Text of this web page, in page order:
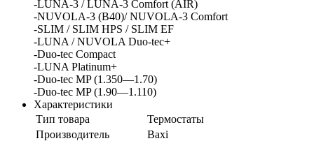
-LUNA-3 / LUNA-3 Comfort (AIR)
-NUVOLA-3 (B40)/ NUVOLA-3 Comfort
-SLIM / SLIM HPS / SLIM EF
-LUNA / NUVOLA Duo-tec+
-Duo-tec Compact
-LUNA Platinum+
-Duo-tec MP (1.350—1.70)
-Duo-tec MP (1.90—1.110)
Характеристики
Тип товара
Термостаты
Производитель
Baxi